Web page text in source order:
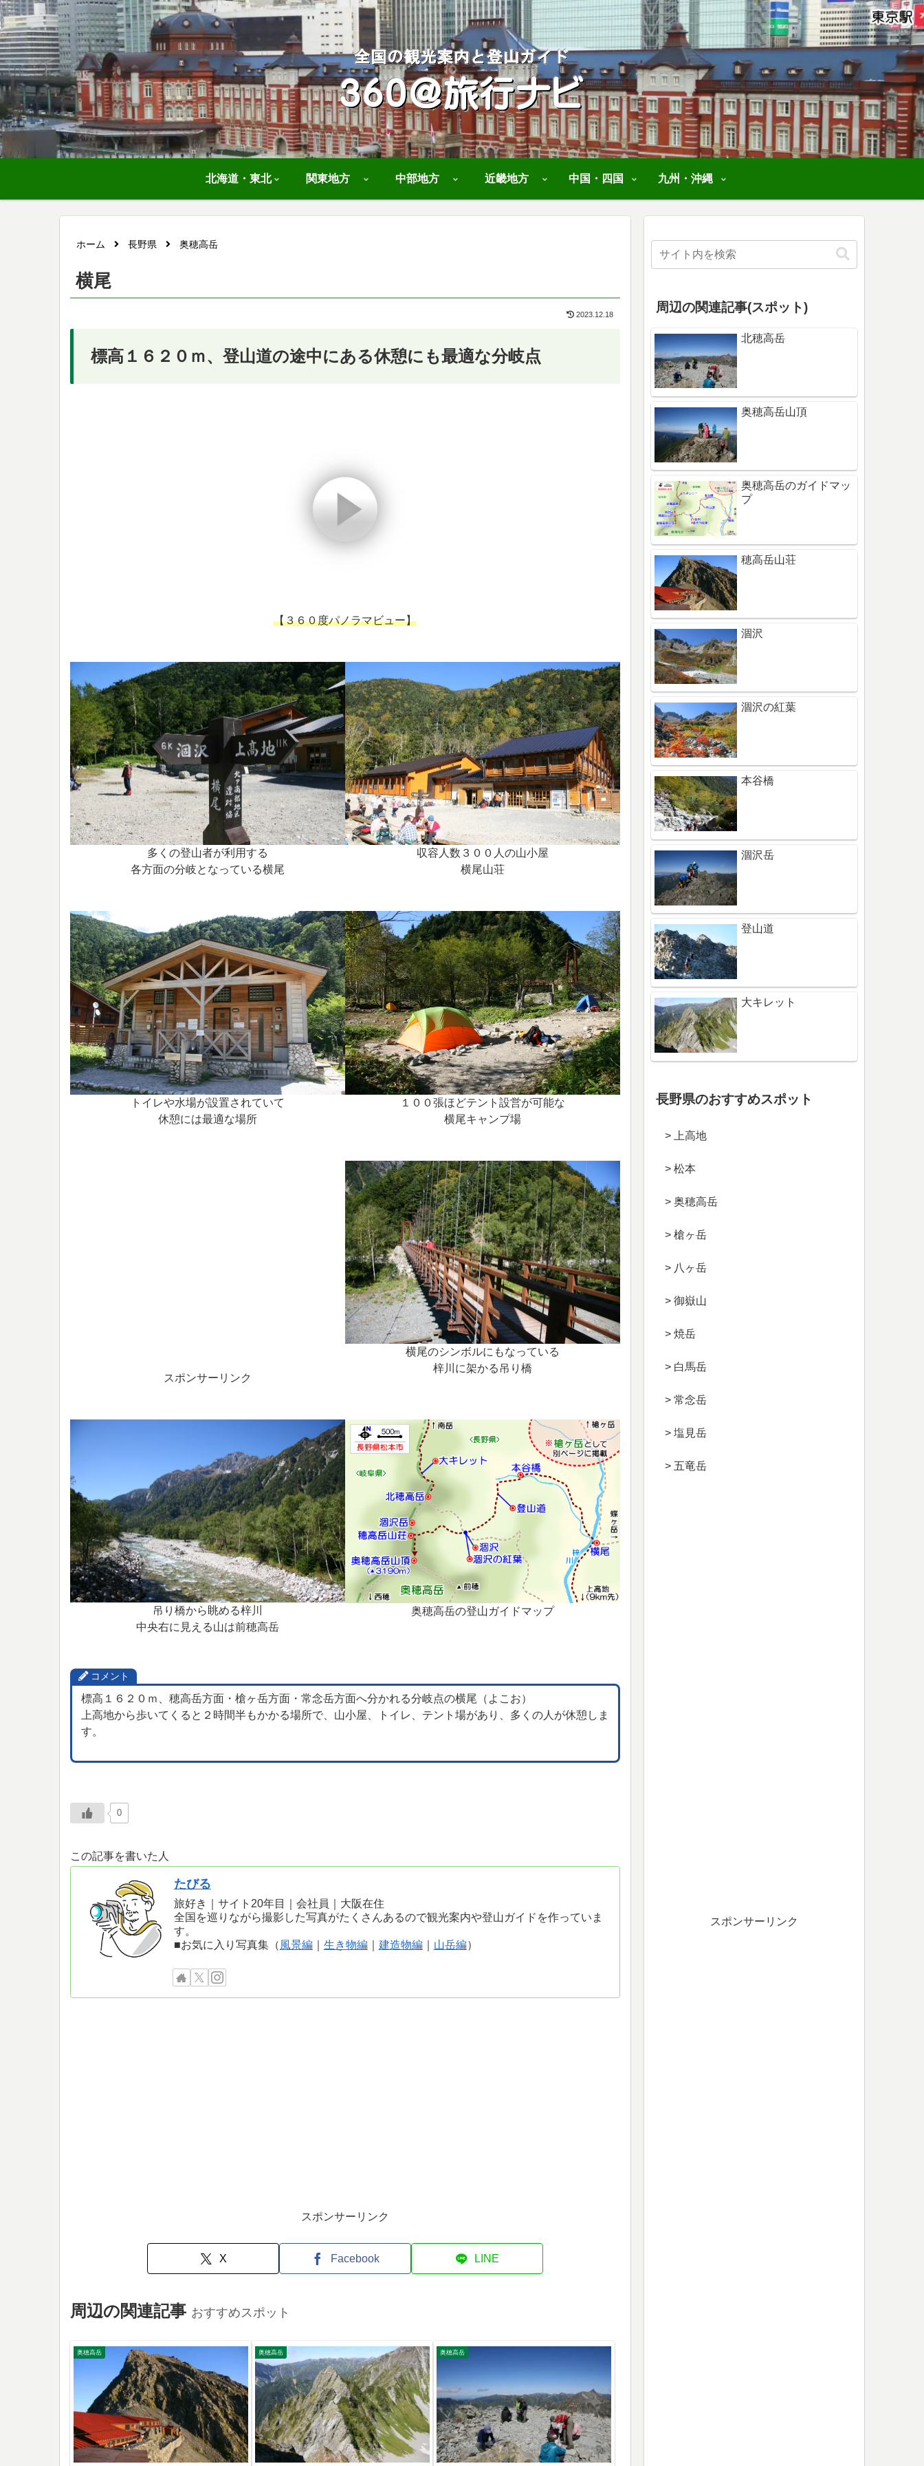
北海道・東北 関東地方 中部地方 近畿地方 中国・四国 九州・沖縄
ホーム 長野県 奥穂高岳
横尾
2023.12.18
標高１６２０ｍ、登山道の途中にある休憩にも最適な分岐点
【３６０度パノラマビュー】
多くの登山者が利用する
各方面の分岐となっている横尾
収容人数３００人の山小屋
横尾山荘
トイレや水場が設置されていて
休憩には最適な場所
１００張ほどテント設営が可能な
横尾キャンプ場
スポンサーリンク
横尾のシンボルにもなっている
梓川に架かる吊り橋
吊り橋から眺める梓川
中央右に見える山は前穂高岳
奥穂高岳の登山ガイドマップ
コメント
標高１６２０ｍ、穂高岳方面・槍ヶ岳方面・常念岳方面へ分かれる分岐点の横尾（よこお）
上高地から歩いてくると２時間半もかかる場所で、山小屋、トイレ、テント場があり、多くの人が休憩しま
す。
0
この記事を書いた人
たびる
旅好き｜サイト20年目｜会社員｜大阪在住
全国を巡りながら撮影した写真がたくさんあるので観光案内や登山ガイドを作っていま
す。
■お気に入り写真集（ 風景編｜ 生き物編｜ 建造物編｜ 山岳編）
スポンサーリンク
X Facebook LINE
周辺の関連記事 おすすめスポット
奥穂高岳 奥穂高岳 奥穂高岳
周辺の関連記事(スポット)
北穂高岳
奥穂高岳山頂
奥穂高岳のガイドマッ
プ
穂高岳山荘
涸沢
涸沢の紅葉
本谷橋
涸沢岳
登山道
大キレット
長野県のおすすめスポット
> 上高地
> 松本
> 奥穂高岳
> 槍ヶ岳
> 八ヶ岳
> 御嶽山
> 焼岳
> 白馬岳
> 常念岳
> 塩見岳
> 五竜岳
スポンサーリンク